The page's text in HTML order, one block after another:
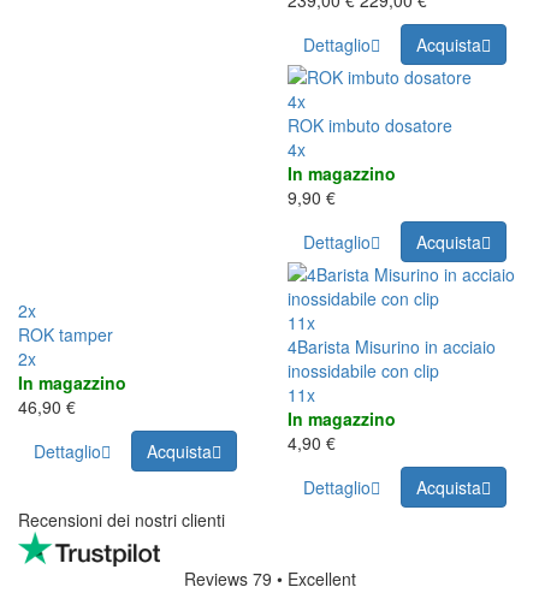
Dettaglio
Acquista
2x
ROK tamper
2x
In magazzino
46,90 €
Dettaglio
Acquista
4x
ROK imbuto dosatore
4x
In magazzino
9,90 €
Dettaglio
Acquista
11x
4Barista Misurino in acciaio
inossidabile con clip
11x
In magazzino
4,90 €
Dettaglio
Acquista
Recensioni dei nostri clienti
Reviews 79 • Excellent